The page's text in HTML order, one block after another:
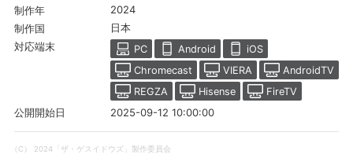
会員情報変更
基本情報、本人連絡先、パスワード 、クレ
ジットカード情報の変更が可能です。
決済方法の変更が可能です。
制作年 2024
制作国 日本
対応端末 PC Android
iOS
Chromecast
VIERA
AndroidTV
REGZA
Hisense
FireTV
公開開始日
2025-09-12 10:00:00
（C） 2024「ザ・ゲスイドウズ」製作委員会